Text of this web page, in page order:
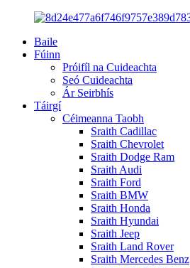
Baile
Fúinn
Próifíl na Cuideachta
Seó Cuideachta
Ár Seirbhís
Táirgí
Céimeanna Taobh
Sraith Cadillac
Sraith Chevrolet
Sraith Dodge Ram
Sraith Audi
Sraith Ford
Sraith BMW
Sraith Honda
Sraith Hyundai
Sraith Jeep
Sraith Land Rover
Sraith Mercedes Benz